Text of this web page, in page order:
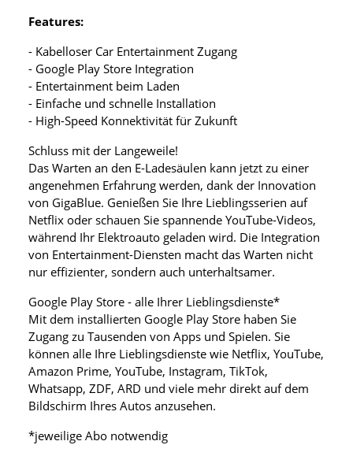
Features:
- Kabelloser Car Entertainment Zugang
- Google Play Store Integration
- Entertainment beim Laden
- Einfache und schnelle Installation
- High-Speed Konnektivität für Zukunft
Schluss mit der Langeweile!
Das Warten an den E-Ladesäulen kann jetzt zu einer
angenehmen Erfahrung werden, dank der Innovation
von GigaBlue. Genießen Sie Ihre Lieblingsserien auf
Netflix oder schauen Sie spannende YouTube-Videos,
während Ihr Elektroauto geladen wird. Die Integration
von Entertainment-Diensten macht das Warten nicht
nur effizienter, sondern auch unterhaltsamer.
Google Play Store - alle Ihrer Lieblingsdienste*
Mit dem installierten Google Play Store haben Sie
Zugang zu Tausenden von Apps und Spielen. Sie
können alle Ihre Lieblingsdienste wie Netflix, YouTube,
Amazon Prime, YouTube, Instagram, TikTok,
Whatsapp, ZDF, ARD und viele mehr direkt auf dem
Bildschirm Ihres Autos anzusehen.
*jeweilige Abo notwendig